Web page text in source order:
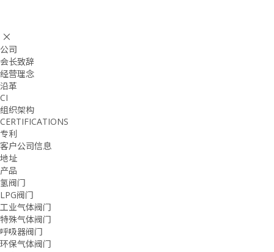
公司
会长致辞
经营理念
沿革
CI
组织架构
CERTIFICATIONS
专利
客户公司信息
地址
产品
氢阀门
LPG阀门
工业气体阀门
特殊气体阀门
呼吸器阀门
环保气体阀门